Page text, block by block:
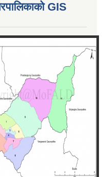
GIS